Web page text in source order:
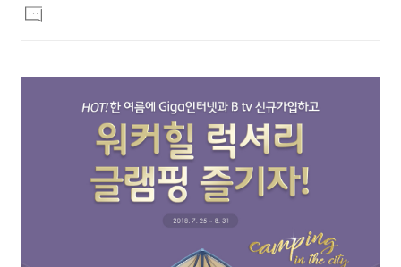
문
댓
글